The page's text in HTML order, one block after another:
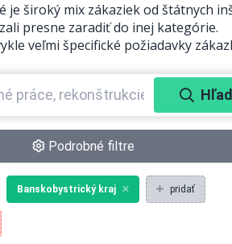
je široký mix zákaziek od štátnych
presne zaradiť do inej kategórie.
veľmi špecifické požiadavky
Podrobné filtre
Banskobystrický kraj pridať